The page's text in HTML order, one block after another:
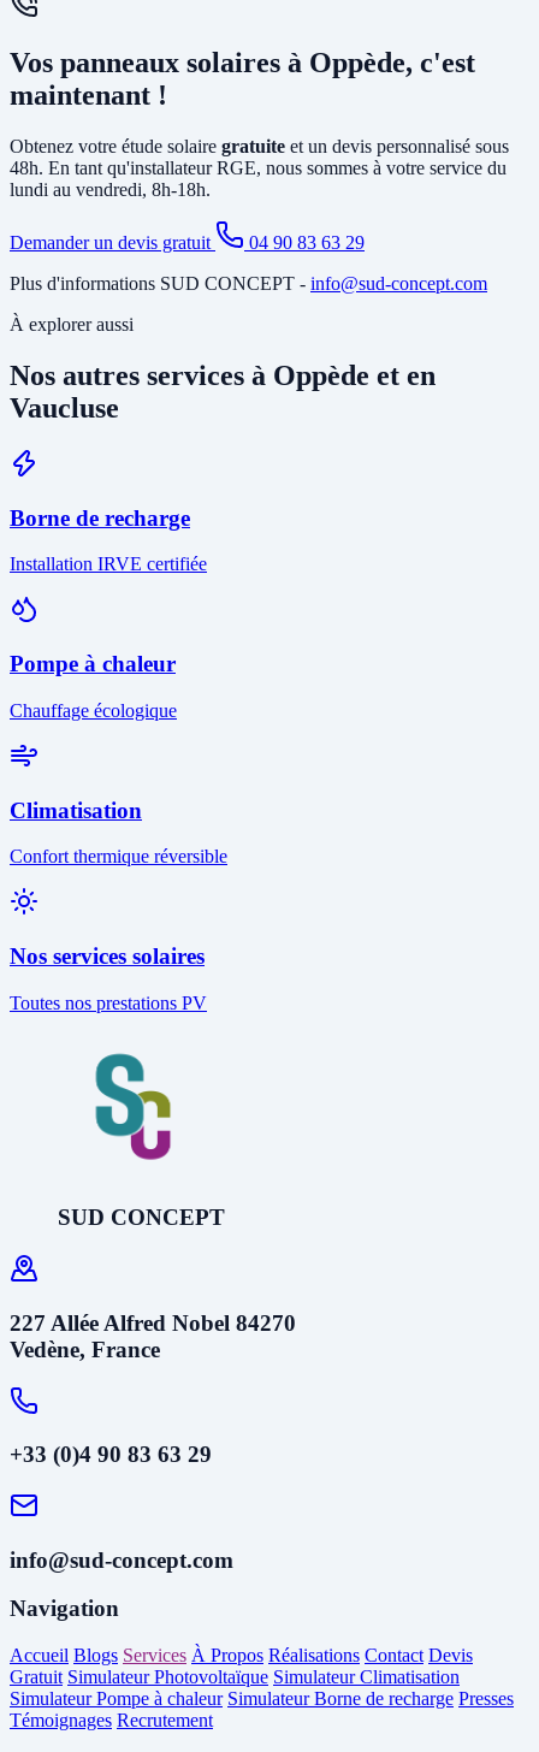
solution la plus rentable selon votre profil de consommation.
En général, non. L'installation photovoltaïque nécessite
existant et le tirage de câbles DC depuis la toiture. Si votre tableau
est ancien ou sous-dimensionné, une mise à jour partielle peut être
nécessaire. Notre étude gratuite à Oppède identifie tous les travaux
Vos panneaux solaires à Oppède, c'est
maintenant !
Obtenez votre étude solaire gratuite et un devis personnalisé sous
48h. En tant qu'installateur RGE, nous sommes à votre service du
lundi au vendredi, 8h-18h.
Demander un devis gratuit
04 90 83 63 29
Plus d'informations SUD CONCEPT - info@sud-concept.com
À explorer aussi
Nos autres services à Oppède et en
Vaucluse
Borne de recharge
Installation IRVE certifiée
Pompe à chaleur
Chauffage écologique
Climatisation
Confort thermique réversible
Nos services solaires
Toutes nos prestations PV
SUD CONCEPT
227 Allée Alfred Nobel 84270
Vedène, France
+33 (0)4 90 83 63 29
info@sud-concept.com
Navigation
Accueil Blogs Services À Propos Réalisations Contact Devis
Gratuit Simulateur Photovoltaïque Simulateur Climatisation
Simulateur Pompe à chaleur Simulateur Borne de recharge Presses
Témoignages Recrutement